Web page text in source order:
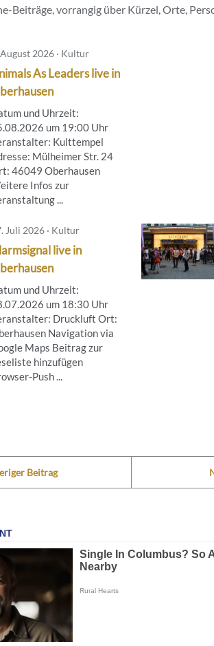
Beiträge, vorrangig über Kürzel, Orte,
2026 · Kultur
As Leaders live in
und Uhrzeit:
um 19:00 Uhr
Kulttempel
Mülheimer Str. 24
46049 Oberhausen
Infos zur
...
Juli 2026 · Kultur
live in
und Uhrzeit:
um 18:30 Uhr
Druckluft Ort:
Navigation via
Maps Beitrag zur
hinzufügen
Push ...
Beitrag